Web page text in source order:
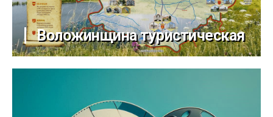
Воложинщина туристическая